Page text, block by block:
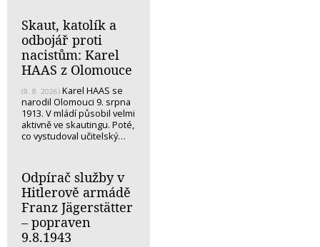
Skaut, katolík a
odbojář proti
nacistům: Karel
HAAS z Olomouce
(9. 8. 2026) Karel HAAS se
narodil Olomouci 9. srpna
1913. V mládí působil velmi
aktivně ve skautingu. Poté,
co vystudoval učitelský…
Odpírač služby v
Hitlerově armádě
Franz Jägerstätter
– popraven
9.8.1943